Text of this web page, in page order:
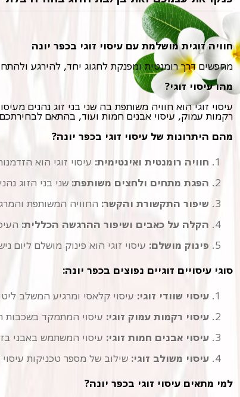
חוויה זוגית מושלמת עם עיסוי זוגי בכפר יונה
מחפשים דרך רומנטית ומפנקת לחגוג יחד, להירגע
מהו עיסוי זוגי?
רקמות עמוק, עיסוי אבנים חמות ועוד, בהתאם
מהם היתרונות של עיסוי זוגי בכפר יונה?
חוויה רומנטית ואינטימית: עיסוי זוגי הוא
הפגת מתחים ולחצים משותפת: שני בני הזוג
שיפור התקשורת והקשר: החוויה המשותפת
הקלה על כאבים ושיפור ההרגשה הכללית:
פינוק מושלם: עיסוי זוגי הוא פינוק מושלם ליום
סוגי עיסויים זוגיים נפוצים בכפר יונה:
עיסוי שוודי זוגי: עיסוי קלאסי ומרגיע המשלב
עיסוי רקמות עמוק זוגי: עיסוי המתמקד בשכבות
עיסוי אבנים חמות זוגי: עיסוי המשתמש באבני
עיסוי משולב זוגי: שילוב של מספר טכניקות
למי מתאים עיסוי זוגי בכפר יונה?